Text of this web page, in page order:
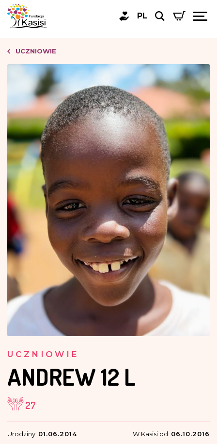
PL
UCZNIOWIE
UCZNIOWIE
ANDREW12 L
27
Urodziny: 01.06.2014 W Kasisi od: 06.10.2016